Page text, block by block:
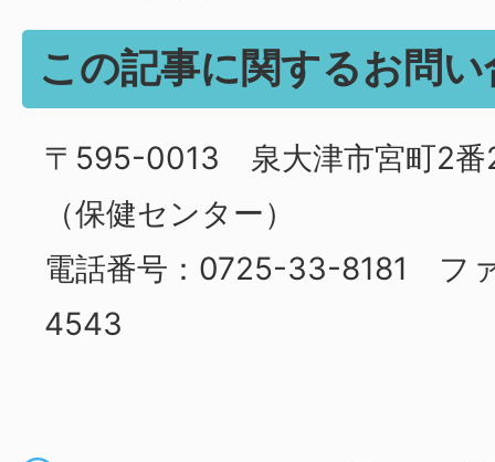
この記事に関するお問
〒595-0013 泉大津市宮町2
（保健センター）
電話番号：0725-33-8181 フ
4543